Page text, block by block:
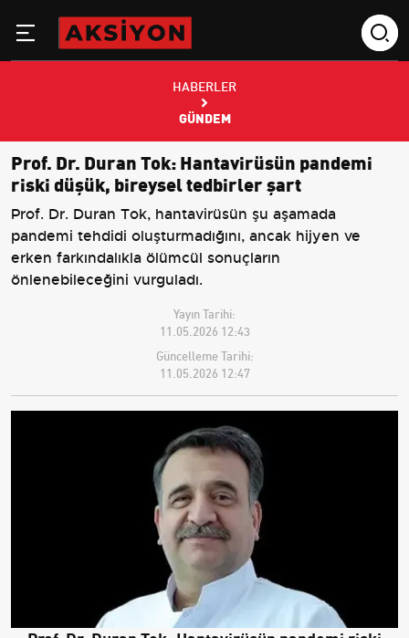
HABERLER
GÜNDEM
Prof. Dr. Duran Tok: Hantavirüsün pandemi
riski düşük, bireysel tedbirler şart
Prof. Dr. Duran Tok, hantavirüsün şu aşamada
pandemi tehdidi oluşturmadığını, ancak hijyen ve
erken farkındalıkla ölümcül sonuçların
önlenebileceğini vurguladı.
Yayın Tarihi:
11.05.2026 12:43
Güncelleme Tarihi:
11.05.2026 12:47